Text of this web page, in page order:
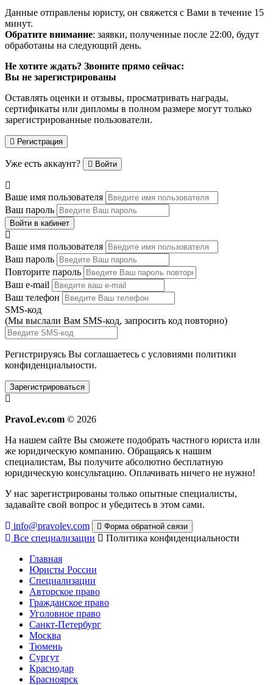
Данные отправлены юристу, он свяжется с Вами в течение 15
минут.
Обратите внимание: заявки, полученные после 22:00, будут
обработаны на следующий день.
Не хотите ждать? Звоните прямо сейчас:
Вы не зарегистрированы
Оставлять оценки и отзывы, просматривать награды,
сертификаты или дипломы в полном размере могут только
зарегистрированные пользователи.
Регистрация
Уже есть аккаунт? Войти
Ваше имя пользователя
Ваш пароль
Войти в кабинет
Ваше имя пользователя
Ваш пароль
Повторите пароль
Ваш e-mail
Ваш телефон
SMS-код
(Мы выслали Вам SMS-код, запросить код повторно)
Регистрируясь Вы соглашаетесь с условиями политики
конфиденциальности.
Зарегистрироваться
PravoLev.com © 2026
На нашем сайте Вы сможете подобрать частного юриста или
же юридическую компанию. Обращаясь к нашим
специалистам, Вы получите абсолютно бесплатную
юридическую консультацию. Оплачивать ничего не нужно!
У нас зарегистрированы только опытные специалисты,
задавайте свой вопрос и убедитесь в этом сами.
info@pravolev.com Форма обратной связи
Все специализации
Политика конфиденциальности
Главная
Юристы России
Специализации
Авторское право
Гражданское право
Уголовное право
Санкт-Петербург
Москва
Тюмень
Сургут
Краснодар
Красноярск